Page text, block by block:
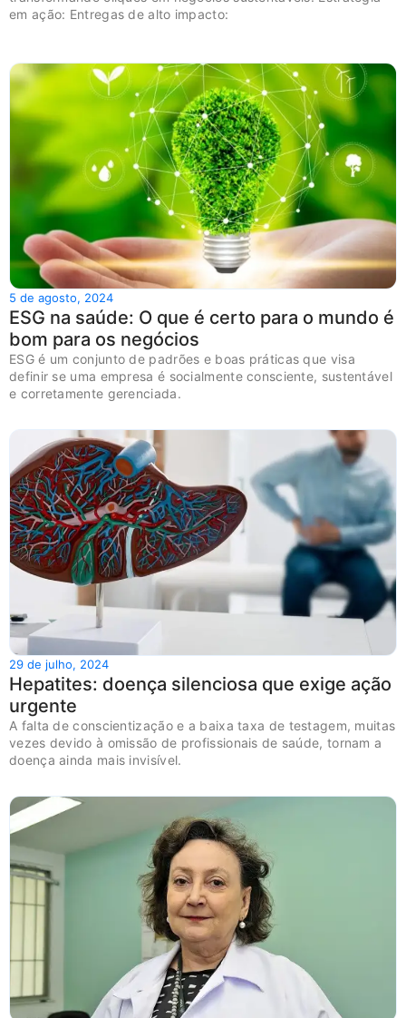
em ação: Entregas de alto impacto:
5 de agosto, 2024
ESG na saúde: O que é certo para o mundo é
bom para os negócios
ESG é um conjunto de padrões e boas práticas que visa
definir se uma empresa é socialmente consciente, sustentável
e corretamente gerenciada.
29 de julho, 2024
Hepatites: doença silenciosa que exige ação
urgente
A falta de conscientização e a baixa taxa de testagem, muitas
vezes devido à omissão de profissionais de saúde, tornam a
doença ainda mais invisível.